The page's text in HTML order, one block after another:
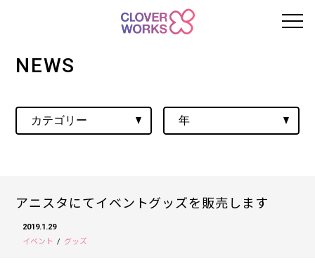
NEWS
アニスタにてイベントグッズを販売します
2019.1.29
イベント
グッズ